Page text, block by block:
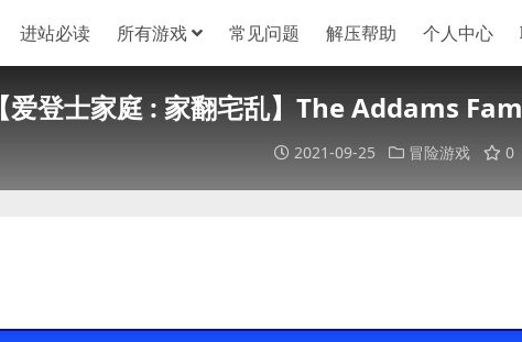
进站必读 所有游戏 常见问题 解压帮助 个人中心
【爱登士家庭 : 家翻宅乱】The Addams
2021-09-25 冒险游戏 0